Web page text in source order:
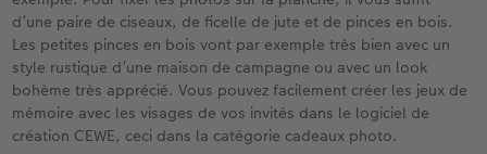
d’une paire de ciseaux, de ficelle de jute et de pinces en bois.
Les petites pinces en bois vont par exemple très bien avec un
style rustique d’une maison de campagne ou avec un look
bohème très apprécié. Vous pouvez facilement créer les jeux de
mémoire avec les visages de vos invités dans le logiciel de
création CEWE, ceci dans la catégorie cadeaux photo.